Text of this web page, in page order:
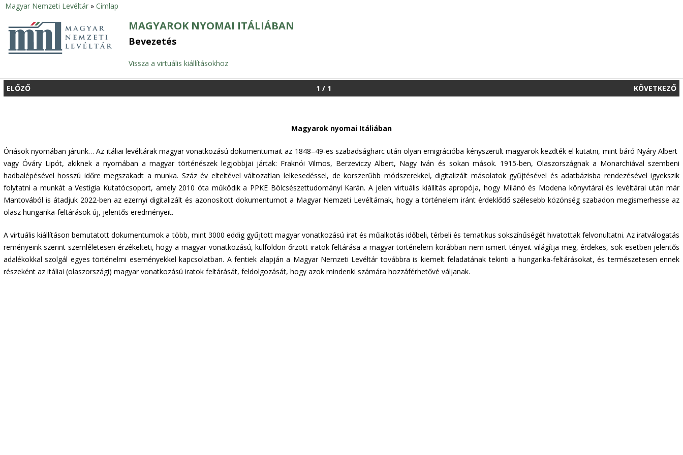
Jelenlegi
hely
Magyar Nemzeti Levéltár » Címlap
MAGYAROK NYOMAI ITÁLIÁBAN
Bevezetés
Vissza a virtuális kiállításokhoz
ELŐZŐ KÖVETKEZŐ
1 / 1
Magyarok nyomai Itáliában
Óriások nyomában járunk… Az itáliai levéltárak magyar vonatkozású dokumentumait az 1848–49-es szabadságharc után olyan emigrációba kényszerült magyarok kezdték el kutatni, mint báró Nyáry Albert
vagy Óváry Lipót, akiknek a nyomában a magyar történészek legjobbjai jártak: Fraknói Vilmos, Berzeviczy Albert, Nagy Iván és sokan mások. 1915-ben, Olaszországnak a Monarchiával szembeni
hadbalépésével hosszú időre megszakadt a munka. Száz év elteltével változatlan lelkesedéssel, de korszerűbb módszerekkel, digitalizált másolatok gyűjtésével és adatbázisba rendezésével igyekszik
folytatni a munkát a Vestigia Kutatócsoport, amely 2010 óta működik a PPKE Bölcsészettudományi Karán. A jelen virtuális kiállítás apropója, hogy Milánó és Modena könyvtárai és levéltárai után már
Mantovából is átadjuk 2022-ben az ezernyi digitalizált és azonosított dokumentumot a Magyar Nemzeti Levéltárnak, hogy a történelem iránt érdeklődő szélesebb közönség szabadon megismerhesse az
olasz hungarika-feltárások új, jelentős eredményeit.
A virtuális kiállításon bemutatott dokumentumok a több, mint 3000 eddig gyűjtött magyar vonatkozású irat és műalkotás időbeli, térbeli és tematikus sokszínűségét hivatottak felvonultatni. Az iratválogatás
reményeink szerint szemléletesen érzékelteti, hogy a magyar vonatkozású, külföldön őrzött iratok feltárása a magyar történelem korábban nem ismert tényeit világítja meg, érdekes, sok esetben jelentős
adalékokkal szolgál egyes történelmi eseményekkel kapcsolatban. A fentiek alapján a Magyar Nemzeti Levéltár továbbra is kiemelt feladatának tekinti a hungarika-feltárásokat, és természetesen ennek
részeként az itáliai (olaszországi) magyar vonatkozású iratok feltárását, feldolgozását, hogy azok mindenki számára hozzáférhetővé váljanak.